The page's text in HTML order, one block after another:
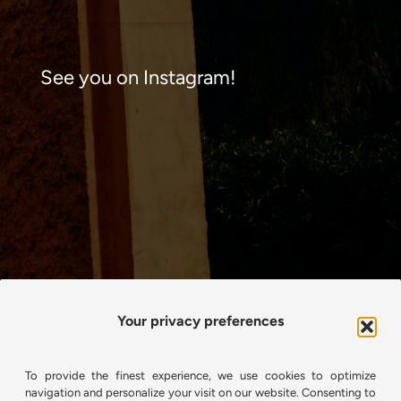
Your privacy preferences
To provide the finest experience, we use cookies to optimize
navigation and personalize your visit on our website. Consenting to
See you on Instagram!